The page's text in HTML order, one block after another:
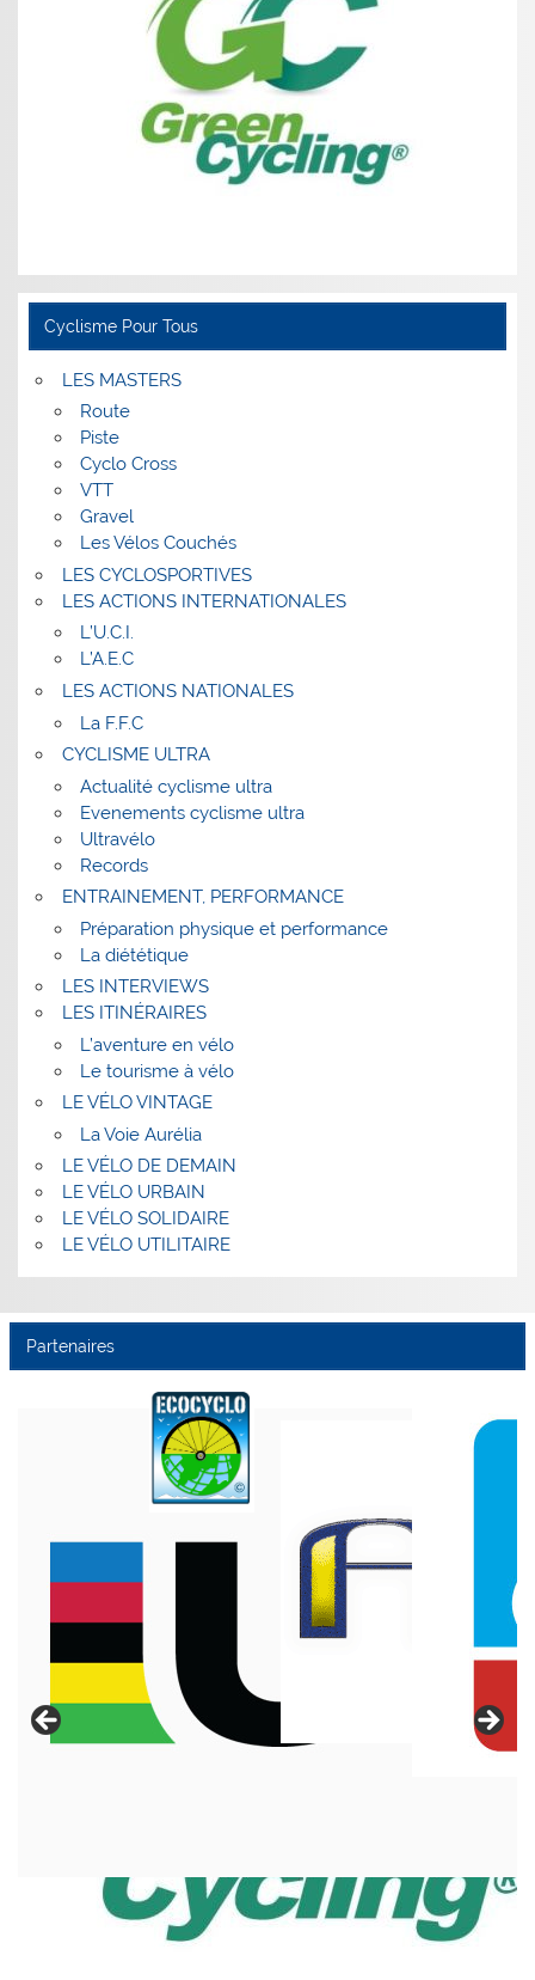
Cyclisme Pour Tous
LES MASTERS
Route
Piste
Cyclo Cross
VTT
Gravel
Les Vélos Couchés
LES CYCLOSPORTIVES
LES ACTIONS INTERNATIONALES
L’U.C.I.
L’A.E.C
LES ACTIONS NATIONALES
La F.F.C
CYCLISME ULTRA
Actualité cyclisme ultra
Evenements cyclisme ultra
Ultravélo
Records
ENTRAINEMENT, PERFORMANCE
Préparation physique et performance
La diététique
LES INTERVIEWS
LES ITINÉRAIRES
L’aventure en vélo
Le tourisme à vélo
LE VÉLO VINTAGE
La Voie Aurélia
LE VÉLO DE DEMAIN
LE VÉLO URBAIN
LE VÉLO SOLIDAIRE
LE VÉLO UTILITAIRE
Partenaires